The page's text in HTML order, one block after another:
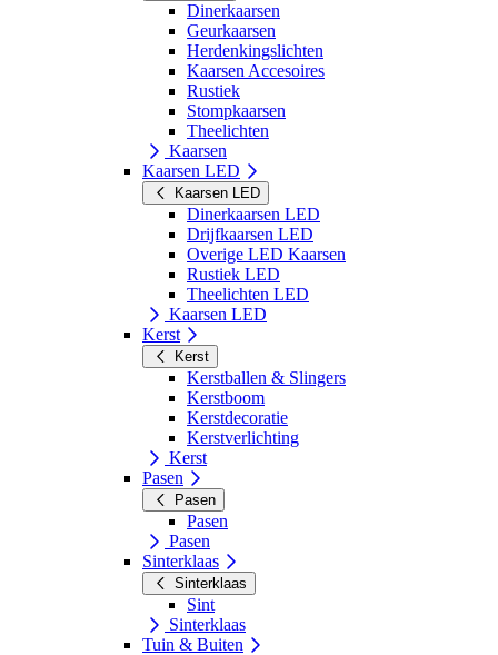
Dinerkaarsen
Geurkaarsen
Herdenkingslichten
Kaarsen Accesoires
Rustiek
Stompkaarsen
Theelichten
Kaarsen
Kaarsen LED
Kaarsen LED
Dinerkaarsen LED
Drijfkaarsen LED
Overige LED Kaarsen
Rustiek LED
Theelichten LED
Kaarsen LED
Kerst
Kerst
Kerstballen & Slingers
Kerstboom
Kerstdecoratie
Kerstverlichting
Kerst
Pasen
Pasen
Pasen
Pasen
Sinterklaas
Sinterklaas
Sint
Sinterklaas
Tuin & Buiten